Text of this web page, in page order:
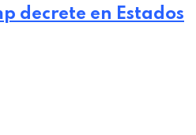
decrete en Estados